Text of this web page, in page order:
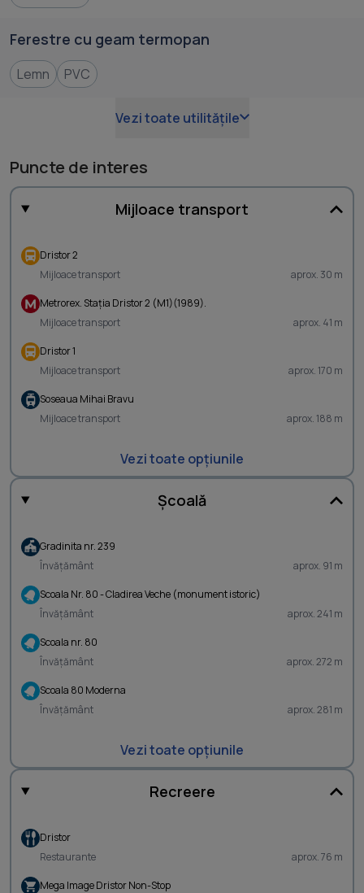
Ferestre cu geam termopan
Lemn PVC
Vezi toate utilitățile
Puncte de interes
Mijloace transport
Dristor 2
Mijloace transport
aprox. 30 m
Metrorex. Staţia Dristor 2 (M1)(1989).
Mijloace transport
aprox. 41 m
Dristor 1
Mijloace transport
aprox. 170 m
Soseaua Mihai Bravu
Mijloace transport
aprox. 188 m
Vezi toate opțiunile
Școală
Gradinita nr. 239
Învățământ
aprox. 91 m
Scoala Nr. 80 - Cladirea Veche (monument istoric)
Învățământ
aprox. 241 m
Scoala nr. 80
Învățământ
aprox. 272 m
Scoala 80 Moderna
Învățământ
aprox. 281 m
Vezi toate opțiunile
Recreere
Dristor
Restaurante
aprox. 76 m
Mega Image Dristor Non-Stop